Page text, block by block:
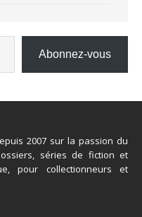
Abonnez-vous
2007 sur la passion du
séries de fiction et
pour collectionneurs et